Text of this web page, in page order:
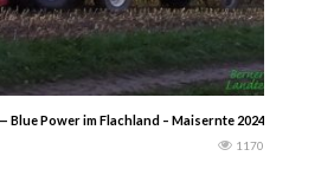
Blue Power im Flachland – Maisernte 2024 mit New
1170